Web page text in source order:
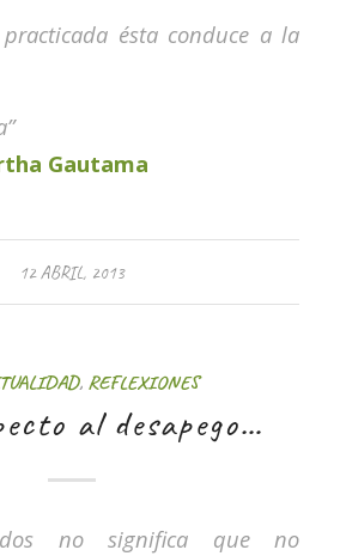
ésta conduce a la
Gautama
12 ABRIL, 2013
, REFLEXIONES
al desapego…
no significa que no